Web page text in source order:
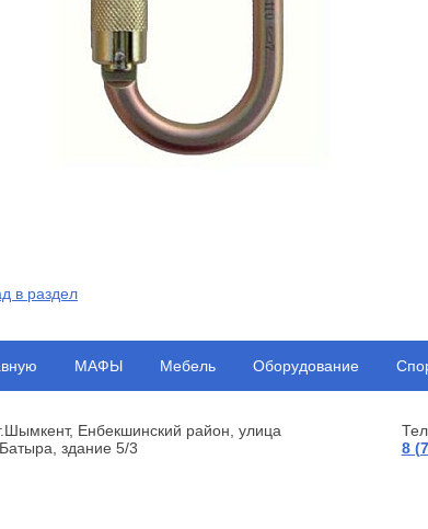
в раздел
МАФЫ Мебель Оборудование
Енбекшинский район, улица
здание 5/3
8